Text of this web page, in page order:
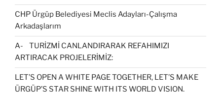
CHP Ürgüp Belediyesi Meclis Adayları-Çalışma
Arkadaşlarım
A- TURİZMİ CANLANDIRARAK REFAHIMIZI
ARTIRACAK PROJELERİMİZ:
LET’S OPEN A WHITE PAGE TOGETHER, LET’S MAKE
ÜRGÜP’S STAR SHINE WITH ITS WORLD VISION.